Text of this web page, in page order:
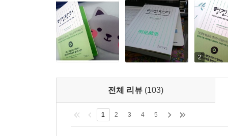
예컨대 일자리 문제에 대해 기계가 따라오지 못할
역할을 묻는다. 이처럼 이제까지와는 다른 접근법
각 주제마다 저인망식 자료조사를 바탕으로 한
해당 이슈에 접근하는 균형 잡힌 길을 안내한다.
‘더 볼거리’를 제공하여 이 책에서 다룬 주제들에
이미 인류가 주목하는 문제는 과거와 달라졌다.
2
전체 리뷰 (103)
1 2 3 4 5